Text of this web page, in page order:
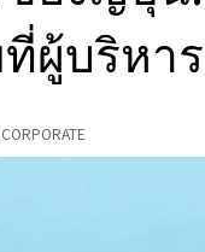
ผู้บริหา